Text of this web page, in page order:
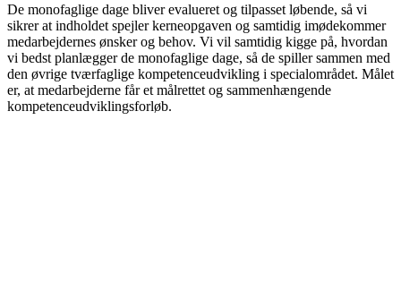
De monofaglige dage bliver evalueret og tilpasset løbende, så vi
sikrer at indholdet spejler kerneopgaven og samtidig imødekommer
medarbejdernes ønsker og behov. Vi vil samtidig kigge på, hvordan
vi bedst planlægger de monofaglige dage, så de spiller sammen med
den øvrige tværfaglige kompetenceudvikling i specialområdet. Målet
er, at medarbejderne får et målrettet og sammenhængende
kompetenceudviklingsforløb.